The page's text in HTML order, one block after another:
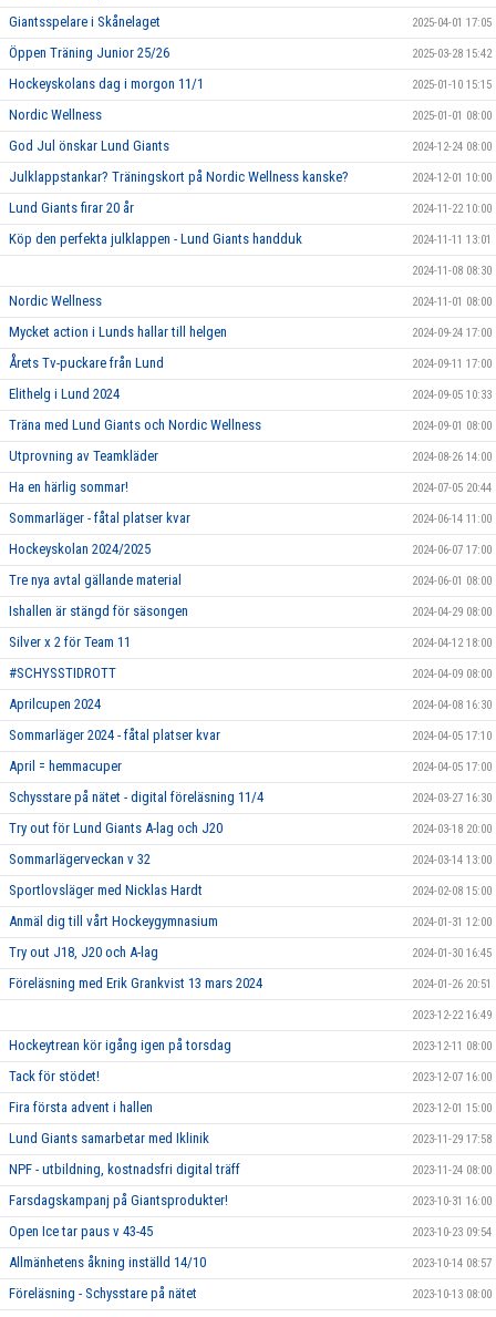
Giantsspelare i Skånelaget 2025-04-01 17:05
Öppen Träning Junior 25/26 2025-03-28 15:42
Hockeyskolans dag i morgon 11/1 2025-01-10 15:15
Nordic Wellness 2025-01-01 08:00
God Jul önskar Lund Giants 2024-12-24 08:00
Julklappstankar? Träningskort på Nordic Wellness kanske? 2024-12-01 10:00
Lund Giants firar 20 år 2024-11-22 10:00
Köp den perfekta julklappen - Lund Giants handduk 2024-11-11 13:01
2024-11-08 08:30
Nordic Wellness 2024-11-01 08:00
Mycket action i Lunds hallar till helgen 2024-09-24 17:00
Årets Tv-puckare från Lund 2024-09-11 17:00
Elithelg i Lund 2024 2024-09-05 10:33
Träna med Lund Giants och Nordic Wellness 2024-09-01 08:00
Utprovning av Teamkläder 2024-08-26 14:00
Ha en härlig sommar! 2024-07-05 20:44
Sommarläger - fåtal platser kvar 2024-06-14 11:00
Hockeyskolan 2024/2025 2024-06-07 17:00
Tre nya avtal gällande material 2024-06-01 08:00
Ishallen är stängd för säsongen 2024-04-29 08:00
Silver x 2 för Team 11 2024-04-12 18:00
#SCHYSSTIDROTT 2024-04-09 08:00
Aprilcupen 2024 2024-04-08 16:30
Sommarläger 2024 - fåtal platser kvar 2024-04-05 17:10
April = hemmacuper 2024-04-05 17:00
Schysstare på nätet - digital föreläsning 11/4 2024-03-27 16:30
Try out för Lund Giants A-lag och J20 2024-03-18 20:00
Sommarlägerveckan v 32 2024-03-14 13:00
Sportlovsläger med Nicklas Hardt 2024-02-08 15:00
Anmäl dig till vårt Hockeygymnasium 2024-01-31 12:00
Try out J18, J20 och A-lag 2024-01-30 16:45
Föreläsning med Erik Grankvist 13 mars 2024 2024-01-26 20:51
2023-12-22 16:49
Hockeytrean kör igång igen på torsdag 2023-12-11 08:00
Tack för stödet! 2023-12-07 16:00
Fira första advent i hallen 2023-12-01 15:00
Lund Giants samarbetar med Iklinik 2023-11-29 17:58
NPF - utbildning, kostnadsfri digital träff 2023-11-24 08:00
Farsdagskampanj på Giantsprodukter! 2023-10-31 16:00
Open Ice tar paus v 43-45 2023-10-23 09:54
Allmänhetens åkning inställd 14/10 2023-10-14 08:57
Föreläsning - Schysstare på nätet 2023-10-13 08:00